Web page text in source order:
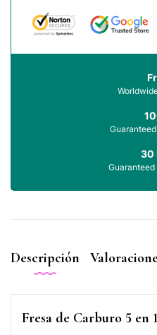
30
Descripción
Fresa de Carburo 5 en